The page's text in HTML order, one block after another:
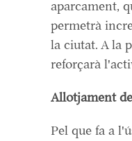
aparcament,
permetrà
la ciutat. A la
reforçarà
Allotjament
Pel que fa a